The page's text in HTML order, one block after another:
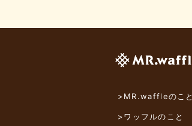
>MR.waffleのこと
>ワッフルのこと